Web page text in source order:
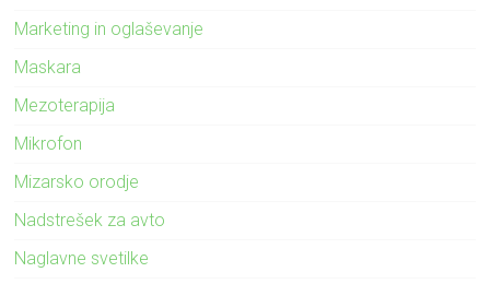
Marketing in oglaševanje
Maskara
Mezoterapija
Mikrofon
Mizarsko orodje
Nadstrešek za avto
Naglavne svetilke